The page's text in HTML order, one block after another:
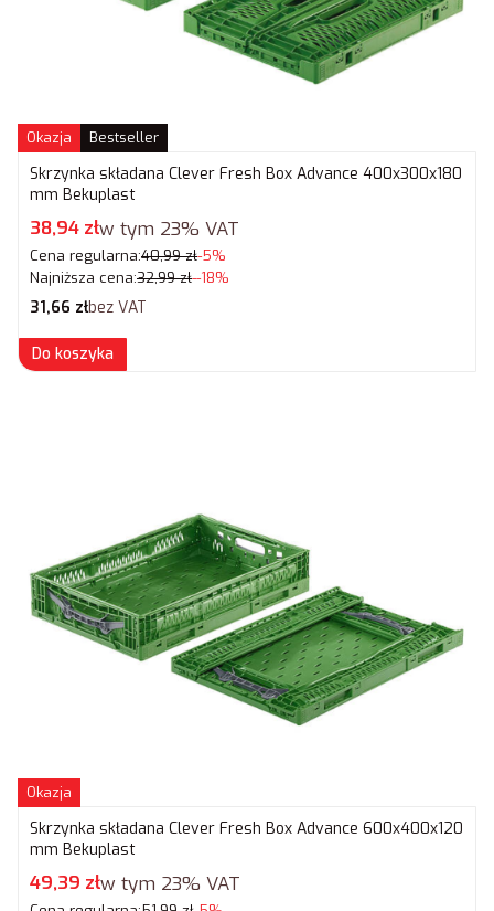
Okazja Bestseller
Skrzynka składana Clever Fresh Box Advance 400x300x180
mm Bekuplast
Cena promocyjna brutto
38,94 złw tym 23% VAT
Cena regularna:40,99 zł-5%
Najniższa cena:32,99 zł--18%
Cena netto
31,66 złbez VAT
Do koszyka
Okazja
Skrzynka składana Clever Fresh Box Advance 600x400x120
mm Bekuplast
Cena promocyjna brutto
49,39 złw tym 23% VAT